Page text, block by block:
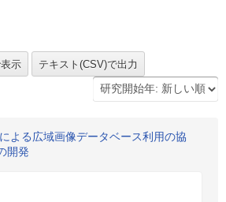
よる広域画像データベース利用の協
開発